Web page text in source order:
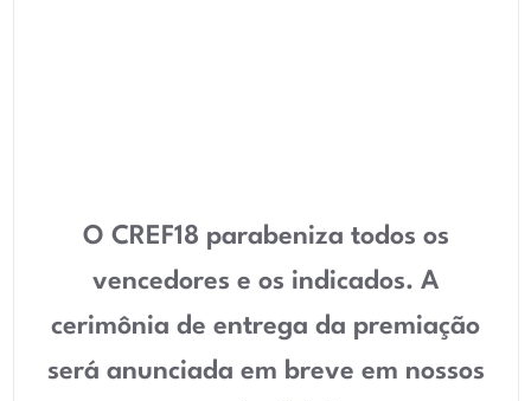
O CREF18 parabeniza todos os
vencedores e os indicados. A
cerimônia de entrega da premiação
será anunciada em breve em nossos